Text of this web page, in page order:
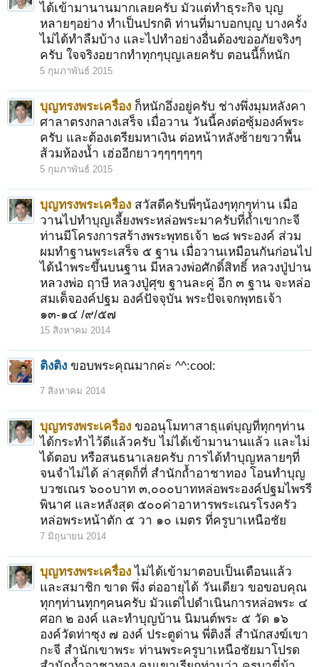
ได้เข้ามานานมากเลยครับ มัวแต่ทำธุระกิจ บุญ
หลายๆอย่าง ทำเป็นปรกติ ท่านที่มาบอกบุญ บางครั้ง
ไม่ได้ทำลืมบ้าง และไปทำอย่างอื่นต้องขออภัยจริงๆ
ครับ ใจจริงอยากทำทุกๆบุญเลยครับ ตอนนี้ก็หนัก
5 กุมภาพันธ์ 2015
บุญทรงพระเครื่อง ก็หนักอึ่งอยู่ครับ ช่างพึ่งมุมหลังคา
ศาลาตรงกลางเสร็จ เมื่อวาน วันนี้คงต่อซุ้มองค์พระ
ครับ และต้องเตรียมหาเงิน ต่อหน้าหลังซ้ายขวาพื้น
ส้วมห้องน้ำ เฮ่ออีกยาวๆๆๆๆๆๆๆ
5 กุมภาพันธ์ 2015
บุญทรงพระเครื่อง สวัสดีครับพี่ๆน้องๆทุกๆท่าน เมื่อ
วานไปทำบุญเลี้ยงพระหล่อพระมาครับที่ถ้ำเขากะจี
ท่านมีโครงการสร้างพระพุทธเจ้า ๒๘ พระองค์ ส่วม
ผมทำฐานพระเสร็จ ๕ ฐาน เมื่อวานเหมือนกันก่อนไป
ได้นำพระขึ้นบนฐาน มีหลวงพ่อศักดิ์สิทธิ์ หลวงปู่ปาน
หลวงพ่อ ฤาษี หลวงปู่ศุข ฐานละคู่ อีก ๓ ฐาน จะหล่อ
สมเด็จองค์ปฐม องค์ปัจจุบัน พระปัจเจกพุทธเจ้า
๑๓-๑๔ /๙/๕๗
15 สิงหาคม 2014
ติงติง ขอบพระคุณมากค่ะ ^^:cool:
7 สิงหาคม 2014
บุญทรงพระเครื่อง ขออนุโมทาสาธุแด่บุญที่ทุกๆท่าน
ได้กระทำไว้ดีแล้วครับ ไม่ได้เข้ามานานแล้ว และไม่
ได้ตอบ หรือสนธนาเลยครับ การได้ทำบุญหลายๆที่
จนจำไม่ได้ ล่าสุดก็ที่ สำนักถ้ำอาชาทอง โอนทำบุญ
บวชเณร ๖๐๐บาท ๓,๐๐๐บาทหล่อพระองค์ปฐมไพรรี
พินาศ และหลังสุด ๕๐๐ค่าอาหารพระเณรโรงครัว
หล่อพระหน้าตัก ๕ วา ๑๐ เมตร ที่ครูบาเหนือชัย
7 มิถุนายน 2014
บุญทรงพระเครื่อง ไม่ได้เข้ามาตอบเป็นเดือนแล้ว
และสมาชิก ขาด พึ่ง ต่ออายุได้ วันเดียว ขอขอบคุณ
ทุกๆท่านทุกๆคนครับ มัวแต่ไปดำเนินการหล่อพระ ๔
ศอก ๒ องค์ และทำบุญบ้าน นิมนต์พระ ๕ วัด ๑๖
องค์วัดท่าซุง ๗ องค์ ประตูด่าน พี่ติงลี่ สำนักสงฆ์เขา
กะจี สำนักเขาพระ ท่านพระครูบาเหนือชัยมาโปรด